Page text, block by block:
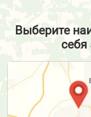
Выберите
себя